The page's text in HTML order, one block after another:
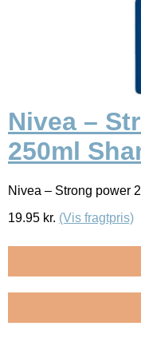
Nivea –
250ml
Nivea – Strong power
19.95 kr. (Vis fragtpris)